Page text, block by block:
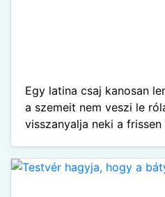
Egy latina csaj kanosan
a szemeit nem veszi le
visszanyalja neki a